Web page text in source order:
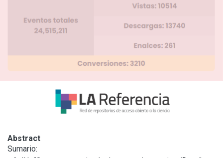
Abstract
Sumario: